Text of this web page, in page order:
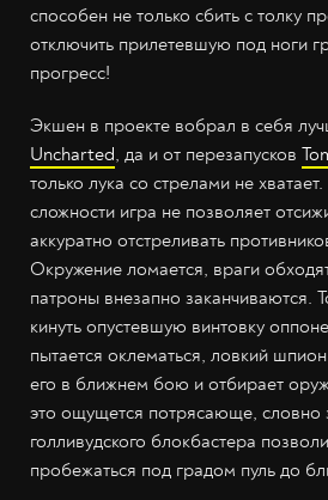
способен не только сбить с толку
отключить прилетевшую под ноги
прогресс!
Экшен в проекте вобрал в себя
Uncharted, да и от перезапусков
только лука со стрелами не
сложности игра не позволяет
аккуратно отстреливать
Окружение ломается, враги
патроны внезапно заканчиваются.
кинуть опустевшую винтовку
пытается оклематься, ловкий
его в ближнем бою и отбирает
это ощущется потрясающе, словно
голливудского блокбастера
пробежаться под градом пуль до